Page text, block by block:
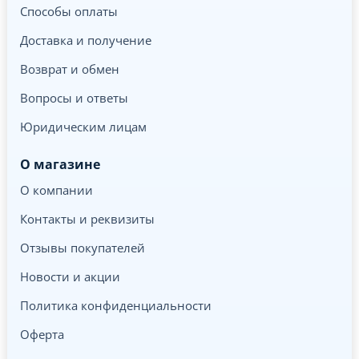
Способы оплаты
Доставка и получение
Возврат и обмен
Вопросы и ответы
Юридическим лицам
О магазине
О компании
Контакты и реквизиты
Отзывы покупателей
Новости и акции
Политика конфиденциальности
Оферта